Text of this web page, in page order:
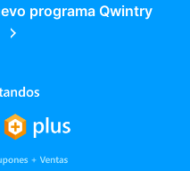
programa Qwintry